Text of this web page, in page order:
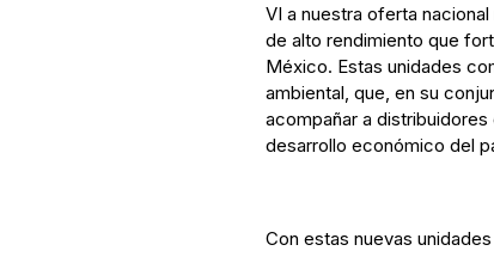
VI a nuestra oferta
de alto rendimiento que
México. Estas unidades
ambiental, que, en su
acompañar a
desarrollo económico del
Con estas nuevas